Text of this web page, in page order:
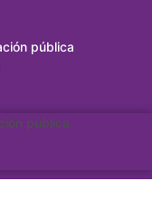
pública
pública